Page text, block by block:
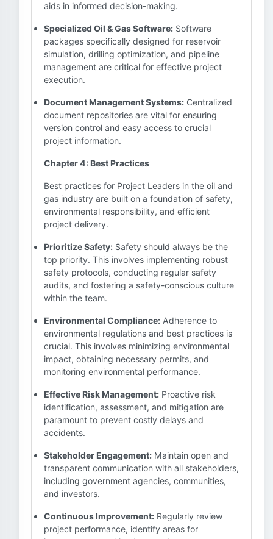
aids in informed decision-making.
Specialized Oil & Gas Software: Software
packages specifically designed for reservoir
simulation, drilling optimization, and pipeline
management are critical for effective project
execution.
Document Management Systems: Centralized
document repositories are vital for ensuring
version control and easy access to crucial
project information.
Chapter 4: Best Practices
Best practices for Project Leaders in the oil and
gas industry are built on a foundation of safety,
environmental responsibility, and efficient
project delivery.
Prioritize Safety: Safety should always be the
top priority. This involves implementing robust
safety protocols, conducting regular safety
audits, and fostering a safety-conscious culture
within the team.
Environmental Compliance: Adherence to
environmental regulations and best practices is
crucial. This involves minimizing environmental
impact, obtaining necessary permits, and
monitoring environmental performance.
Effective Risk Management: Proactive risk
identification, assessment, and mitigation are
paramount to prevent costly delays and
accidents.
Stakeholder Engagement: Maintain open and
transparent communication with all stakeholders,
including government agencies, communities,
and investors.
Continuous Improvement: Regularly review
project performance, identify areas for